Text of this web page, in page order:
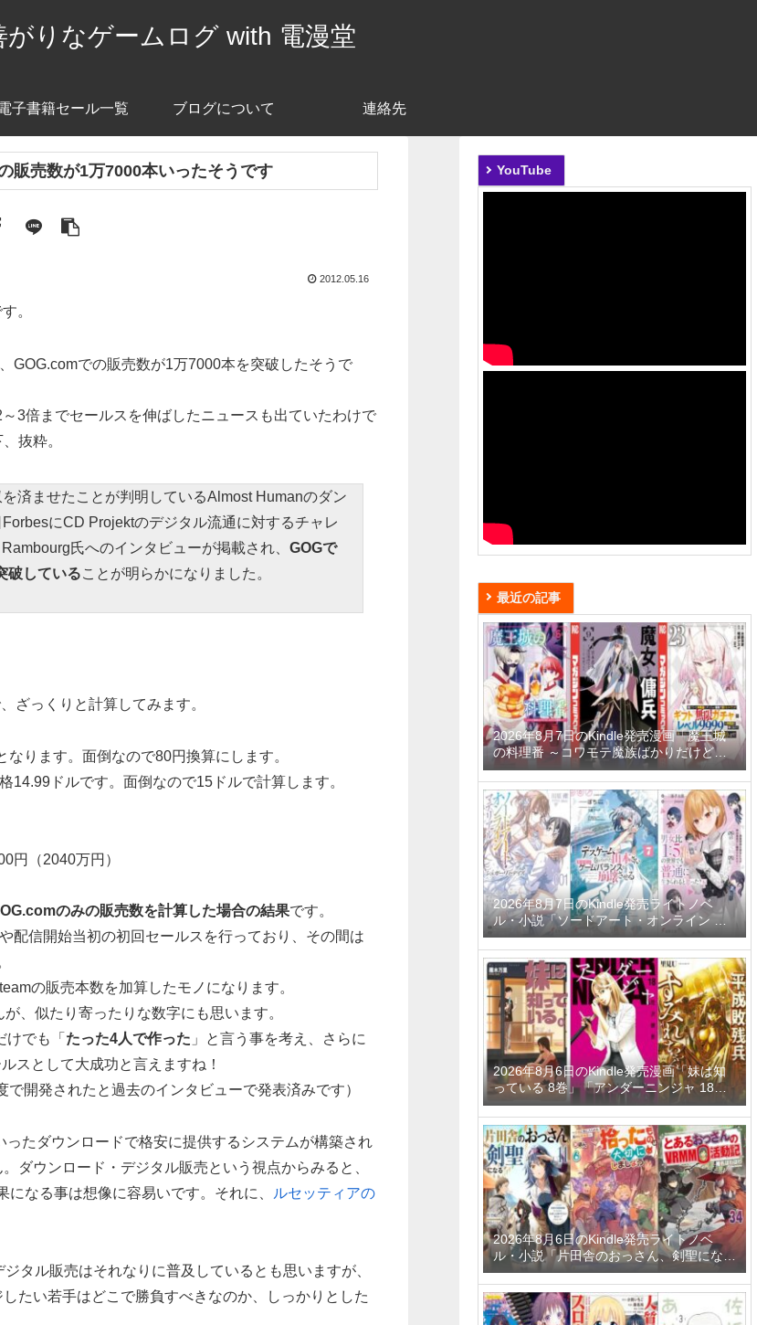
がりなゲームログ with 電漫堂
子書籍セール一覧 ブログについて 連絡先
売数が1万7000本いったそうです
2012.05.16
。
GOG.comでの販売数が1万7000本を突破したそうで
3倍までセールスを伸ばしたニュースも出ていたわけで
抜粋。
済ませたことが判明しているAlmost Humanのダン
にCD Projektのデジタル流通に対するチャレ
氏へのインタビューが掲載され、 GOGで
破していることが明らかになりました。
ざっくりと計算してみます。
ります。面倒なので80円換算にします。
14.99ドルです。面倒なので15ドルで計算します。
円（2040万円）
のみの販売数を計算した場合の結果です。
配信開始当初の初回セールスを行っており、その間は
の販売本数を加算したモノになります。
、似たり寄ったりな数字にも思います。
でも「 たった4人で作った 」と言う事を考え、さらに
スとして大成功と言えますね！
開発されたと過去のインタビューで発表済みです）
たダウンロードで格安に提供するシステムが構築され
ダウンロード・デジタル販売という視点からみると、
なる事は想像に容易いです。それに、
ルセッティアの
タル販売はそれなりに普及しているとも思いますが、
たい若手はどこで勝負すべきなのか、しっかりとした
YouTube
最近の記事
2026年8月7日のKindle発売漫画「魔王城
の料理番 ～コワモテ魔族ばかりだけど、
ホワイトな職場です～ 6巻」「魔女と傭兵
9巻」「信じていた仲間達にダンジョン奥
地で殺されかけたがギフト『無限ガチャ』
でレベル9999の仲間達を手に入れて元パ
ーティーメンバーと世界に復讐＆『ざま
ぁ！』します！ 23巻」など
2026年8月7日のKindle発売ライトノベ
ル・小説「ソードアート・オンライン マ
テリアル1 シュガーリィ・デイズ」「デス
ゲームに巻き込まれた山本さん、気ままに
ゲームバランスを崩壊させる 7巻」「男女
比1：5の世界でも普通に生きられると思
った？6 ～激重感情な彼女たちが無自覚男
子に翻弄されたら～」など
2026年8月6日のKindle発売漫画「妹は知
っている 8巻」「アンダーニンジャ 18
巻」「平成敗残兵すみれちゃん 11巻」な
ど
2026年8月6日のKindle発売ライトノベ
ル・小説「片田舎のおっさん、剣聖になる
11 ～ただの田舎の剣術師範だったのに、
大成した弟子たちが俺を放ってくれない件
～」「拾ったものは大切にしましょう ～
子狼に気に入られた男の転移物語～ 6巻」